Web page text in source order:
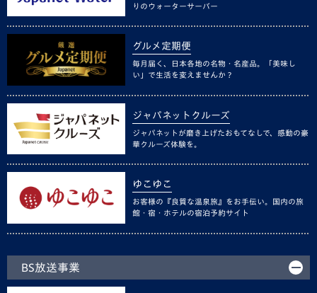
りのウォーターサーバー
グルメ定期便
毎月届く、日本各地の名物・名産品。「美味し
い」で生活を変えませんか？
ジャパネットクルーズ
ジャパネットが磨き上げたおもてなしで、感動の豪
華クルーズ体験を。
ゆこゆこ
お客様の『良質な温泉旅』をお手伝い。国内の旅
館・宿・ホテルの宿泊予約サイト
BS放送事業